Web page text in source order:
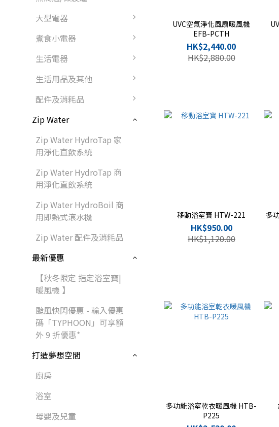
大型電器
煮食小電器
生活電器
生活用品及其他
配件及消耗品
Zip Water
Zip Water HydroTap 家
用淨化直飲系統
Zip Water HydroTap 商
用淨化直飲系統
Zip Water HydroBoil 商
用即熱式滾水機
Zip Water 配件及消耗品
最新優惠
【秋冬限定 指定浴室寶|
暖風機 】
颱風快閃優惠 - 輸入優惠
碼「TYPHOON」可享額
外 9 折優惠*
打造夢想空間
廚房
浴室
母嬰及兒童
UVC空氣淨化風扇暖風機
EFB-PCTH
HK$2,440.00
HK$2,880.00
移動浴室寶 HTW-221
HK$950.00
HK$1,120.00
多
多功能浴室乾衣暖風機 HTB-
P225